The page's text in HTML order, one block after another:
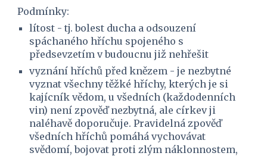
Podmínky:
lítost - tj. bolest ducha a odsouzení
spáchaného hříchu spojeného s
předsevzetím v budoucnu již nehřešit
vyznání hříchů před knězem - je nezbytné
vyznat všechny těžké hříchy, kterých je si
kajícník vědom, u všedních (každodenních
vin) není zpověď nezbytná, ale církev ji
naléhavě doporučuje. Pravidelná zpověď
všedních hříchů pomáhá vychovávat
svědomí, bojovat proti zlým náklonnostem,